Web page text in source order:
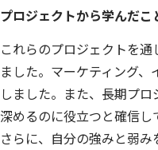
プロジェクトから学んだこ
これらのプロジェクトを
ました。マーケティング
しました。また、長期プ
深めるのに役立つと確信し
さらに、自分の強みと弱